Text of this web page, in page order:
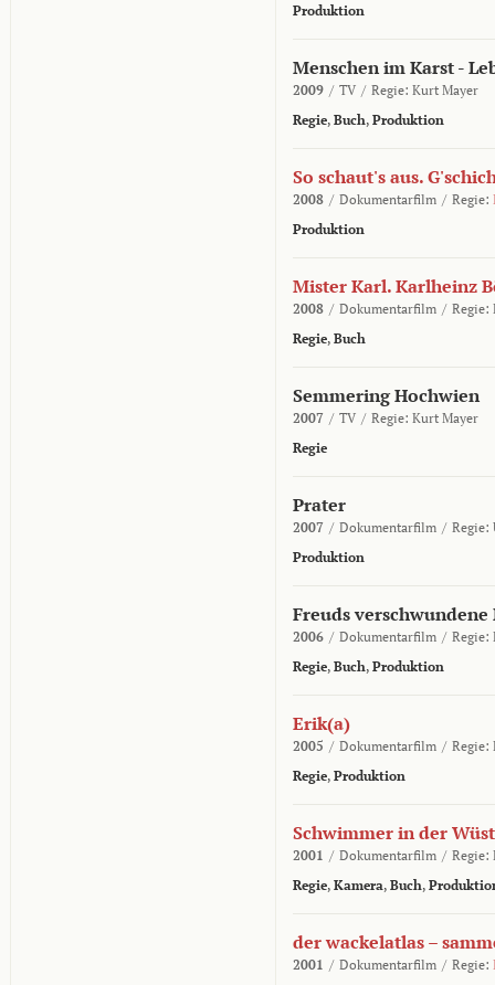
Produktion
Menschen im Karst -
2009 / TV / Regie: Kurt Mayer
Regie, Buch, Produktion
So schaut's aus.
2008 / Dokumentarfilm / Regie:
Produktion
Mister Karl. Karlheinz
2008 / Dokumentarfilm / Regie:
Regie, Buch
Semmering Hochwien
2007 / TV / Regie: Kurt Mayer
Regie
Prater
2007 / Dokumentarfilm / Regie:
Produktion
Freuds verschwundene
2006 / Dokumentarfilm / Regie:
Regie, Buch, Produktion
Erik(a)
2005 / Dokumentarfilm / Regie:
Regie, Produktion
Schwimmer in der
2001 / Dokumentarfilm / Regie:
Regie, Kamera, Buch,
der wackelatlas –
2001 / Dokumentarfilm / Regie: